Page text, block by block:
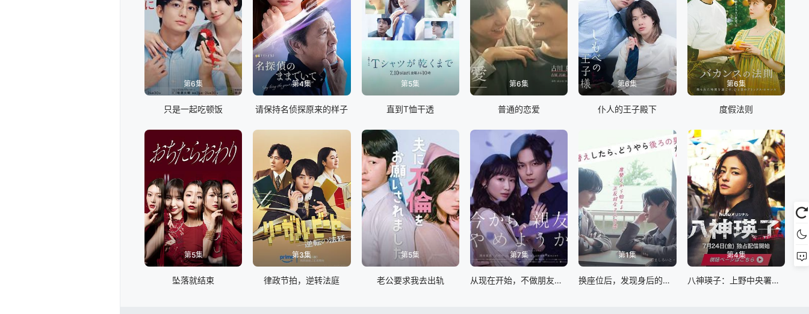
第6集
只是一起吃顿饭
第4集
请保持名侦探原来的样子
第5集
直到T恤干透
第6集
普通的恋爱
第6集
仆人的王子殿下
第6集
度假法则
第5集
坠落就结束
第3集
律政节拍，逆转法庭
第5集
老公要求我去出轨
第7集
从现在开始，不做朋友了吧
第1集
换座位后，发现身后的男生好像喜欢我
第4集
八神瑛子：上野中央署组织犯罪对策课